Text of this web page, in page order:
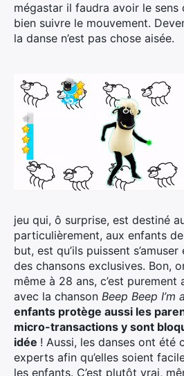
mégastar il faudra avoir le sens
bien suivre le mouvement.
la danse n’est pas chose aisée.
jeu qui, ô surprise, est destiné
particulièrement, aux enfants
but, est qu’ils puissent
des chansons exclusives. Bon,
même à 28 ans, c’est
avec la chanson Beep Beep I’m
enfants protège aussi les
micro-transactions y sont
idée ! Aussi, les danses ont été
experts afin qu’elles soient
les enfants. C’est plutôt vrai,